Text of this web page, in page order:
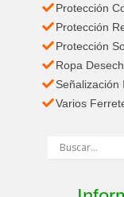
Protección
Protección
Protección
Ropa
Señalización
Varios